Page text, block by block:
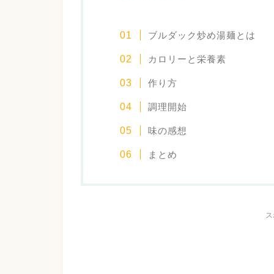
ブルダック炒め湯麺とは
カロリーと栄養素
作り方
調理開始
味の感想
まとめ